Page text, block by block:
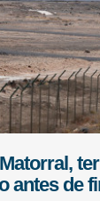
antes de